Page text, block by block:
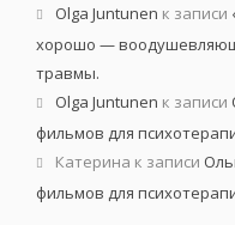
Olga Juntunen к записи
хорошо —
травмы.
Olga Juntunen к записи
фильмов для
Катерина к записи
фильмов для